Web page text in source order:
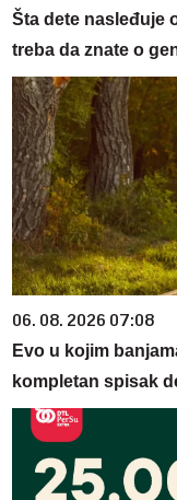
Šta dete nasleđuje
treba da znate o
06. 08. 2026 07:08
Evo u kojim
kompletan spisak